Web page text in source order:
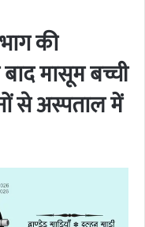
की
मासूम बच्ची
से अस्पताल में